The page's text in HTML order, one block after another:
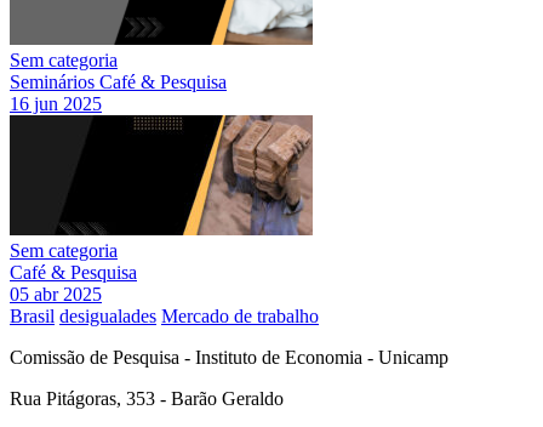
Sem categoria
Seminários Café & Pesquisa
16 jun 2025
Sem categoria
Café & Pesquisa
05 abr 2025
Brasil desigualades Mercado de trabalho
Comissão de Pesquisa - Instituto de Economia - Unicamp
Rua Pitágoras, 353 - Barão Geraldo